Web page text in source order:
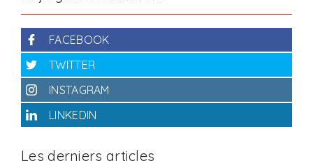
FACEBOOK
TWITTER
INSTAGRAM
LINKEDIN
Les derniers articles